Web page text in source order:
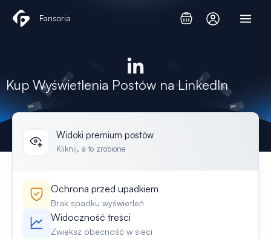
Fansoria
Kup Wyświetlenia Postów na LinkedIn
Widoki premium postów
Kliknij, a to zrobione
Ochrona przed upadkiem
Brak spadku wyświetleń
Widoczność treści
Zwiększ obecność w sieci